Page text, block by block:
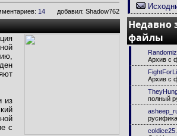
14 добавил: Shadow762
из
с
Недавно
файлы
Архив с
Архив с
полный